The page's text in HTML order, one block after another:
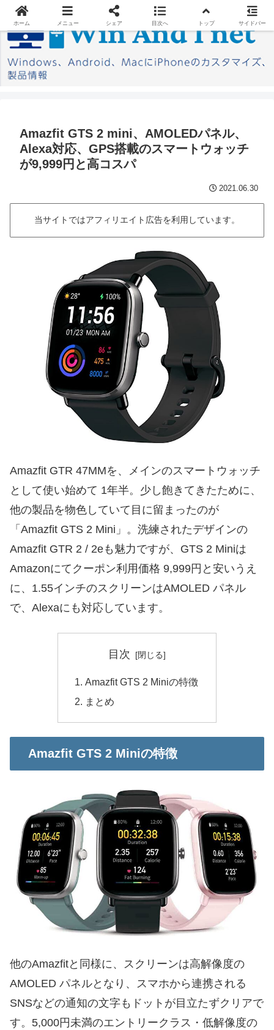
Amazfit GTS 2 mini、AMOLEDパネル、
Alexa対応、GPS搭載のスマートウォッチ
が9,999円と高コスパ
2021.06.30
当サイトではアフィリエイト広告を利用しています。
Amazfit GTR 47MMを、メインのスマートウォッチ
として使い始めて 1年半。少し飽きてきたために、
他の製品を物色していて目に留まったのが
「Amazfit GTS 2 Mini」。洗練されたデザインの
Amazfit GTR 2 / 2eも魅力ですが、GTS 2 Miniは
Amazonにてクーポン利用価格 9,999円と安いうえ
に、1.55インチのスクリーンはAMOLED パネル
で、Alexaにも対応しています。
目次
Amazfit GTS 2 Miniの特徴
まとめ
Amazfit GTS 2 Miniの特徴
他のAmazfitと同様に、スクリーンは高解像度の
AMOLED パネルとなり、スマホから連携される
SNSなどの通知の文字もドットが目立たずクリアで
す。5,000円未満のエントリークラス・低解像度の
ホーム メニュー シェア 目次へ トップ サイドバー